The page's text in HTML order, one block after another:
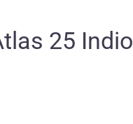
25 Indio